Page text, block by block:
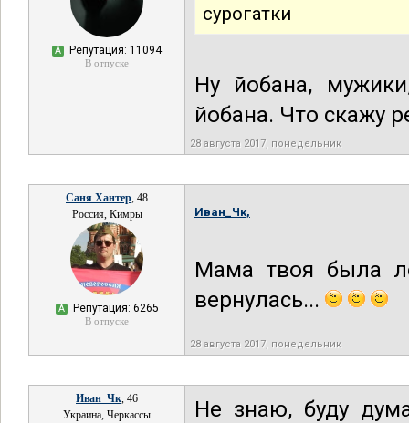
А Репутация: 11094
В отпуске
сурогатки
Ну йобана,
йобана. Что скажу
28 августа 2017, понедельник
Саня Хантер, 48
Россия, Кимры
А Репутация: 6265
В отпуске
Иван_Чк,
Мама твоя была
вернулась...
28 августа 2017, понедельник
Иван_Чк, 46
Украина, Черкассы
Не знаю, буду